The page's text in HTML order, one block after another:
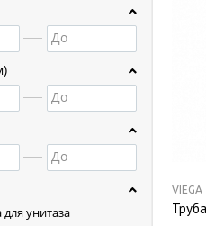
До
До
До
унитаза
VIEGA